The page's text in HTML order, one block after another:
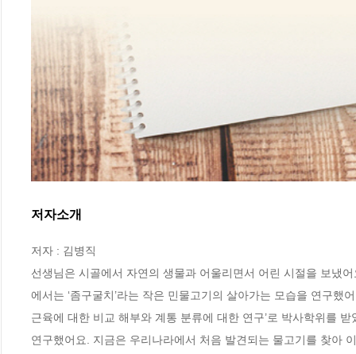
저자소개
저자 : 김병직
선생님은 시골에서 자연의 생물과 어울리면서 어린 시절을 보냈
에서는 ‘좀구굴치’라는 작은 민물고기의 살아가는 모습을 연구
근육에 대한 비교 해부와 계통 분류에 대한 연구’로 박사학위를
연구했어요. 지금은 우리나라에서 처음 발견되는 물고기를 찾아